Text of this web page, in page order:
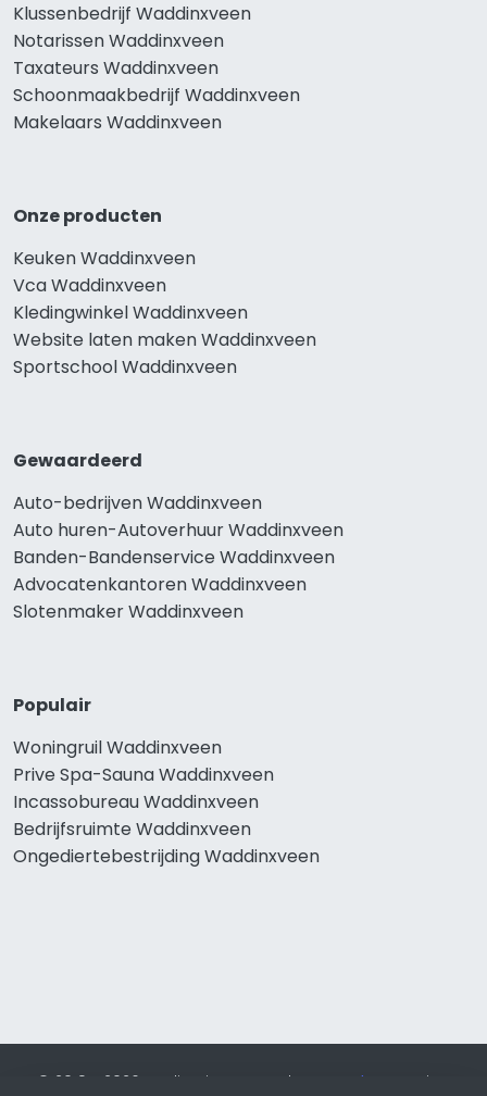
Klussenbedrijf Waddinxveen
Notarissen Waddinxveen
Taxateurs Waddinxveen
Schoonmaakbedrijf Waddinxveen
Makelaars Waddinxveen
Onze producten
Keuken Waddinxveen
Vca Waddinxveen
Kledingwinkel Waddinxveen
Website laten maken Waddinxveen
Sportschool Waddinxveen
Gewaardeerd
Auto-bedrijven Waddinxveen
Auto huren-Autoverhuur Waddinxveen
Banden-Bandenservice Waddinxveen
Advocatenkantoren Waddinxveen
Slotenmaker Waddinxveen
Populair
Woningruil Waddinxveen
Prive Spa-Sauna Waddinxveen
Incassobureau Waddinxveen
Bedrijfsruimte Waddinxveen
Ongediertebestrijding Waddinxveen
© 2019 - 2026 Realisatie en SEO door SEO-bureau
Lion